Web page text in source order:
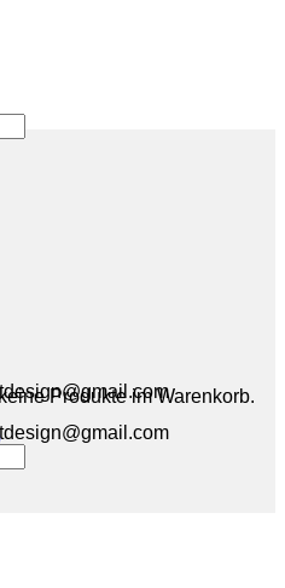
Produkte im Warenkorb.